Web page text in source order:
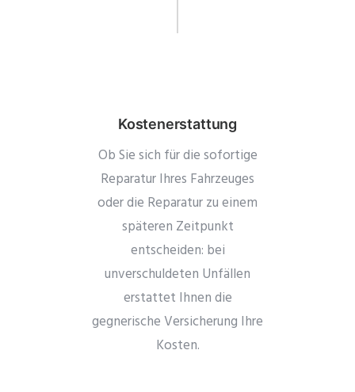
Kostenerstattung
Ob Sie sich für die sofortige
Reparatur Ihres Fahrzeuges
oder die Reparatur zu einem
späteren Zeitpunkt
entscheiden: bei
unverschuldeten Unfällen
erstattet Ihnen die
gegnerische Versicherung Ihre
Kosten.